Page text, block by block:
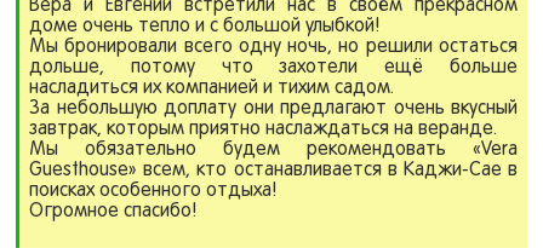
Вера и Евгений встретили нас в своём прекрасном
доме очень тепло и с большой улыбкой!
Мы бронировали всего одну ночь, но решили остаться
дольше, потому что захотели ещё больше
насладиться их компанией и тихим садом.
За небольшую доплату они предлагают очень вкусный
завтрак, которым приятно наслаждаться на веранде.
Мы обязательно будем рекомендовать «Vera
Guesthouse» всем, кто останавливается в Каджи-Сае в
поисках особенного отдыха!
Огромное спасибо!